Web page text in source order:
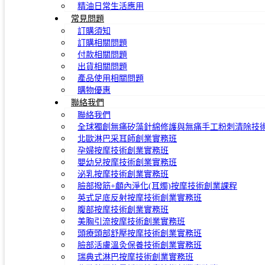
精油日常生活應用
常見問題
訂購須知
訂購相關問題
付款相關問題
出貨相關問題
產品使用相關問題
購物優惠
聯絡我們
聯絡我們
全球獨創無痛矽藻針綿修護與無痛手工粉刺清除技
北歐淋巴采耳師創業實務班
孕婦按摩技術創業實務班
嬰幼兒按摩技術創業實務班
泌乳按摩技術創業實務班
臉部撥筋+顱內淨化(耳燭)按摩技術創業課程
英式足底反射按摩技術創業實務班
腹部按摩技術創業實務班
美胸引流按摩技術創業實務班
頭療頭部舒壓按摩技術創業實務班
臉部活膚溫灸保養技術創業實務班
瑞典式淋巴按摩技術創業實務班